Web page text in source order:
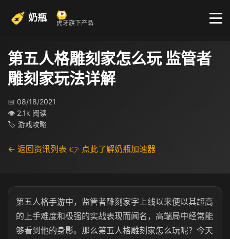
奶瓶 虎牙旗下产品
第五人格雕刻家怎么玩 监管者
雕刻家玩法详解
📅 08/18/2021
👁 2.1k 阅读
🏷 游戏攻略
← 返回资讯列表 👉 点此了解奶瓶加速器
第五人格手游中，监管者雕刻家字上线以来便以其超高
的上手难度和极强的实战表现而闻名，高端局中经常能
够看到他的身影。那么第五人格雕刻家怎么玩呢？今天